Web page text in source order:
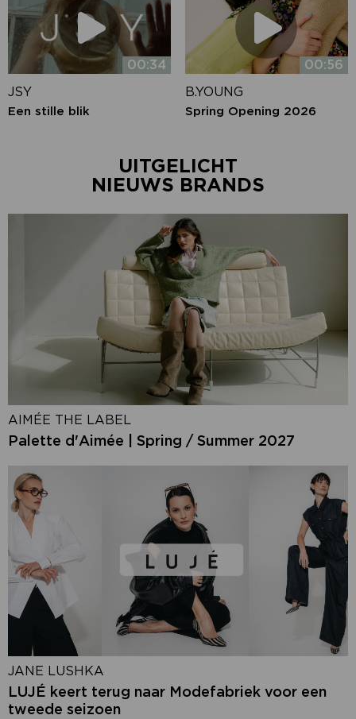
00:34
JSY
Een stille blik
00:56
B.YOUNG
Spring Opening 2026
UITGELICHT
NIEUWS BRANDS
AIMÉE THE LABEL
Palette d'Aimée | Spring / Summer 2027
JANE LUSHKA
LUJÉ keert terug naar Modefabriek voor een
tweede seizoen